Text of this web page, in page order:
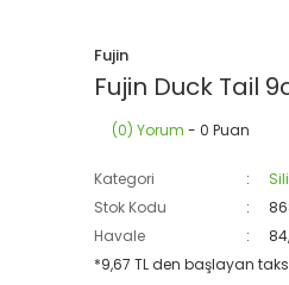
Fujin
Fujin Duck Tail
(0) Yorum - 0 Puan
Kategori
Stok Kodu
Havale
*9,67 TL den başlayan